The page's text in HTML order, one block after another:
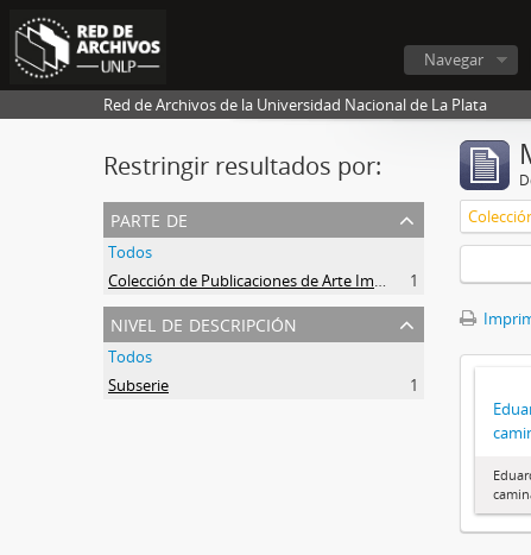
Navegar
Red de Archivos de la Universidad Nacional de La Plata
Restringir resultados por:
parte de
Todos
Colección de Publicaciones de Arte Impreso
1
nivel de descripción
Todos
Subserie
1